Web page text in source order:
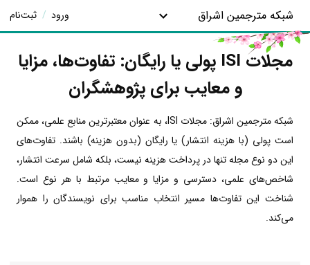
شبکه مترجمین اشراق ورود / ثبت‌نام
مجلات ISI پولی یا رایگان: تفاوت‌ها، مزایا
و معایب برای پژوهشگران
شبکه مترجمین اشراق: مجلات ISI، به عنوان معتبرترین منابع علمی، ممکن
است پولی (با هزینه انتشار) یا رایگان (بدون هزینه) باشند. تفاوت‌های
این دو نوع مجله تنها در پرداخت هزینه نیست، بلکه شامل سرعت انتشار،
شاخص‌های علمی، دسترسی و مزایا و معایب مرتبط با هر نوع است.
شناخت این تفاوت‌ها مسیر انتخاب مناسب برای نویسندگان را هموار
می‌کند.